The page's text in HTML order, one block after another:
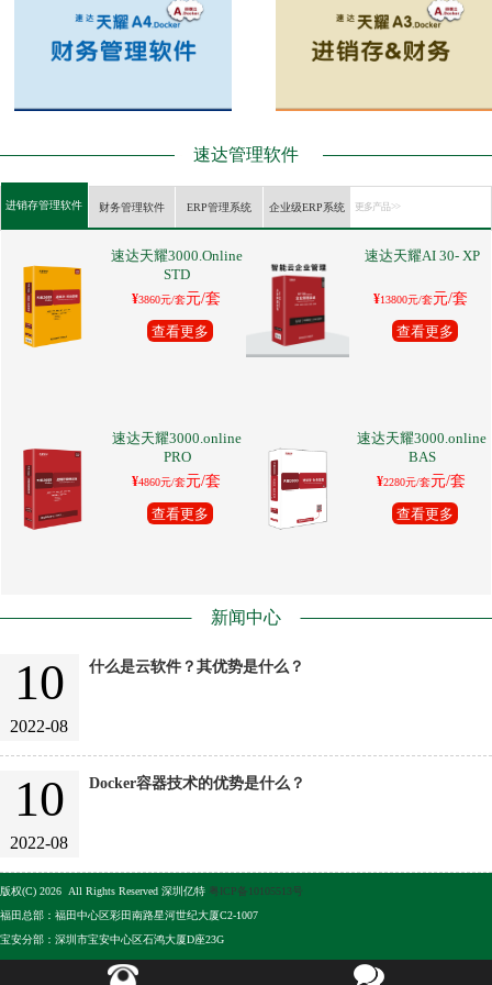
速达管理软件
进销存管理软件 财务管理软件 ERP管理系统 企业级ERP系统 更多产品 >>
速达天耀3000.Online
STD
¥3860元/套元/套
查看更多
速达天耀AI 30- XP
¥13800元/套元/套
查看更多
速达天耀3000.online
PRO
¥4860元/套元/套
查看更多
速达天耀3000.online
BAS
¥2280元/套元/套
查看更多
新闻中心
10
2022-08
什么是云软件？其优势是什么？
10
2022-08
Docker容器技术的优势是什么？
版权(C) 2026 All Rights Reserved 深圳亿特 粤ICP备10105513号
福田总部：福田中心区彩田南路星河世纪大厦C2-1007
宝安分部：深圳市宝安中心区石鸿大厦D座23G